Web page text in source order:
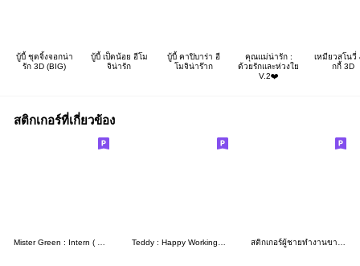
บู้บี้ ชุดจิ้งจอกน่า
รัก 3D (BIG)
บู้บี้ เป็ดน้อย อีโม
จิน่ารัก
บู้บี้ คาปิบาร่า อี
โมจิน่าร๊าก
คุณแม่น่ารัก :
ด้วยรักและห่วงใย
V.2❤️
เหมียวสโนวี่
กกี้ 3D
สติกเกอร์ที่เกี่ยวข้อง
Mister Green : Intern ( M.D. ) Teddy : Happy Working Day สติกเกอร์ผู้ชายทำงานขาวดำแบบสุภาพ